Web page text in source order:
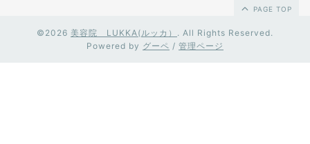
PAGE TOP
©2026 美容院 LUKKA(ルッカ） . All Rights Reserved.
Powered by グーペ / 管理ページ